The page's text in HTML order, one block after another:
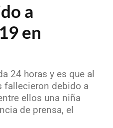
a
en
24 horas y es que al
fallecieron debido a
ellos una niña
de prensa, el